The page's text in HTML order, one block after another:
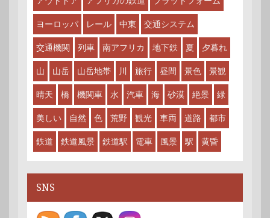
ヨーロッパ レール 中東 交通システム
交通機関 列車 南アフリカ 地下鉄 夏 夕暮れ
山 山岳 山岳地帯 川 旅行 昼間 景色 景観
晴天 橋 機関車 水 汽車 海 砂漠 絶景 緑
美しい 自然 色 荒野 観光 車両 道路 都市
鉄道 鉄道風景 鉄道駅 電車 風景 駅 黄昏
SNS